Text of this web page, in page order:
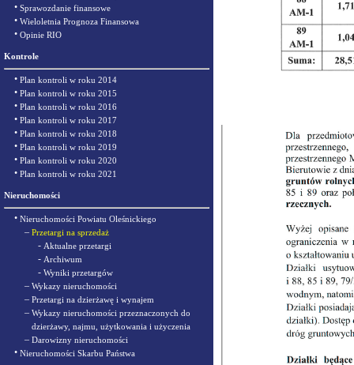
• Sprawozdanie finansowe
• Wieloletnia Prognoza Finansowa
• Opinie RIO
Kontrole
• Plan kontroli w roku 2014
• Plan kontroli w roku 2015
• Plan kontroli w roku 2016
• Plan kontroli w roku 2017
• Plan kontroli w roku 2018
• Plan kontroli w roku 2019
• Plan kontroli w roku 2020
• Plan kontroli w roku 2021
Nieruchomości
• Nieruchomości Powiatu Oleśnickiego
– Przetargi na sprzedaż
- Aktualne przetargi
- Archiwum
- Wyniki przetargów
– Wykazy nieruchomości
– Przetargi na dzierżawę i wynajem
– Wykazy nieruchomości przeznaczonych do
dzierżawy, najmu, użytkowania i użyczenia
– Darowizny nieruchomości
• Nieruchomości Skarbu Państwa